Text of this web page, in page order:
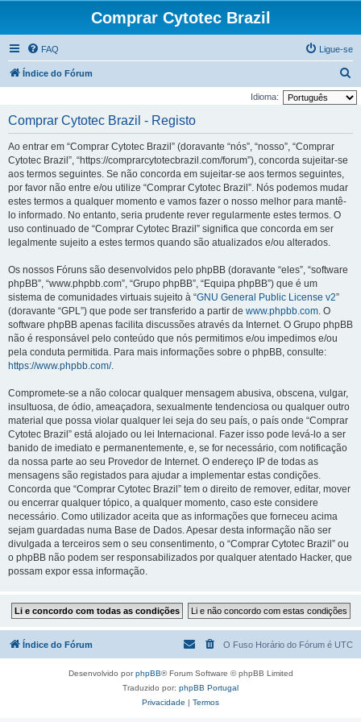
Comprar Cytotec Brazil
FAQ Ligue-se
Índice do Fórum
e
Idioma:
Comprar Cytotec Brazil - Registo
Ao entrar em “Comprar Cytotec Brazil” (doravante “nós”, “nosso”, “Comprar
Cytotec Brazil”, “https://comprarcytotecbrazil.com/forum”), concorda sujeitar-se
aos termos seguintes. Se não concorda em sujeitar-se aos termos seguintes,
por favor não entre e/ou utilize “Comprar Cytotec Brazil”. Nós podemos mudar
estes termos a qualquer momento e vamos fazer o nosso melhor para mantê-
lo informado. No entanto, seria prudente rever regularmente estes termos. O
uso continuado de “Comprar Cytotec Brazil” significa que concorda em ser
legalmente sujeito a estes termos quando são atualizados e/ou alterados.
Os nossos Fóruns são desenvolvidos pelo phpBB (doravante “eles”, “software
phpBB”, “www.phpbb.com”, “Grupo phpBB”, “Equipa phpBB”) que é um
sistema de comunidades virtuais sujeito à “GNU General Public License v2”
(doravante “GPL”) que pode ser transferido a partir de www.phpbb.com. O
software phpBB apenas facilita discussões através da Internet. O Grupo phpBB
não é responsável pelo conteúdo que nós permitimos e/ou impedimos e/ou
pela conduta permitida. Para mais informações sobre o phpBB, consulte:
https://www.phpbb.com/.
Compromete-se a não colocar qualquer mensagem abusiva, obscena, vulgar,
insultuosa, de ódio, ameaçadora, sexualmente tendenciosa ou qualquer outro
material que possa violar qualquer lei seja do seu país, o país onde “Comprar
Cytotec Brazil” está alojado ou lei Internacional. Fazer isso pode levá-lo a ser
banido de imediato e permanentemente, e, se for necessário, com notificação
da nossa parte ao seu Provedor de Internet. O endereço IP de todas as
mensagens são registados para ajudar a implementar estas condições.
Concorda que “Comprar Cytotec Brazil” tem o direito de remover, editar, mover
ou encerrar qualquer tópico, a qualquer momento, caso este considere
necessário. Como utilizador aceita que as informações que forneceu acima
sejam guardadas numa Base de Dados. Apesar desta informação não ser
divulgada a terceiros sem o seu consentimento, o “Comprar Cytotec Brazil” ou
o phpBB não podem ser responsabilizados por qualquer atentado Hacker, que
possam expor essa informação.
Índice do Fórum O Fuso Horário do Fórum é UTC
Desenvolvido porphpBB® Forum Software © phpBB Limited
Traduzido por: phpBB Portugal
Privacidade | Termos